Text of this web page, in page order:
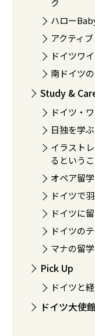
ハロー
アクティブ
ドイツワ
南ドイツ
Study &
ドイツ・
日独を学
イラスト
るというこ
オペア留
ドイツで
ドイツに
ドイツの
マナの留
Pick Up
ドイツと
ドイツ大使